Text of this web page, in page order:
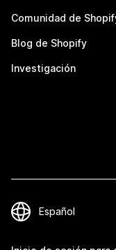
Comunidad de
Blog de Shopify
Investigación